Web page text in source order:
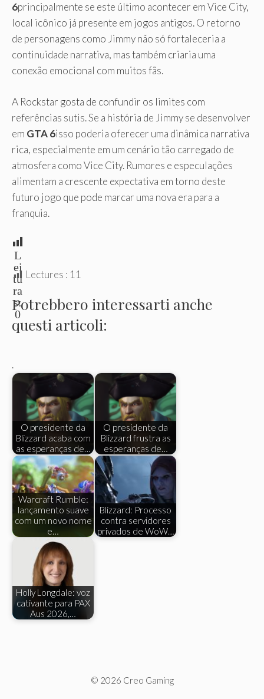
6principalmente se este último acontecer em Vice City,
local icônico já presente em jogos antigos. O retorno
de personagens como Jimmy não só fortaleceria a
continuidade narrativa, mas também criaria uma
conexão emocional com muitos fãs.
A Rockstar gosta de confundir os limites com
referências sutis. Se a história de Jimmy se desenvolver
em GTA 6isso poderia oferecer uma dinâmica narrativa
rica, especialmente em um cenário tão carregado de
atmosfera como Vice City. Rumores e especulações
alimentam a crescente expectativa em torno deste
futuro jogo que pode marcar uma nova era para a
franquia.
L
ei
tu
ra
s:
0
Lectures : 11
Potrebbero interessarti anche
questi articoli:
.
O presidente da
Blizzard acaba com
as esperanças de…
O presidente da
Blizzard frustra as
esperanças de…
Warcraft Rumble:
lançamento suave
com um novo nome
e…
Blizzard: Processo
contra servidores
privados de WoW…
Holly Longdale: voz
cativante para PAX
Aus 2026,…
© 2026 Creo Gaming